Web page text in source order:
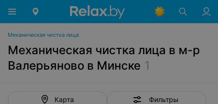
Механическая чистка лица
Механическая чистка лица в м-р
Валерьяново в Минске 1
Карта Фильтры